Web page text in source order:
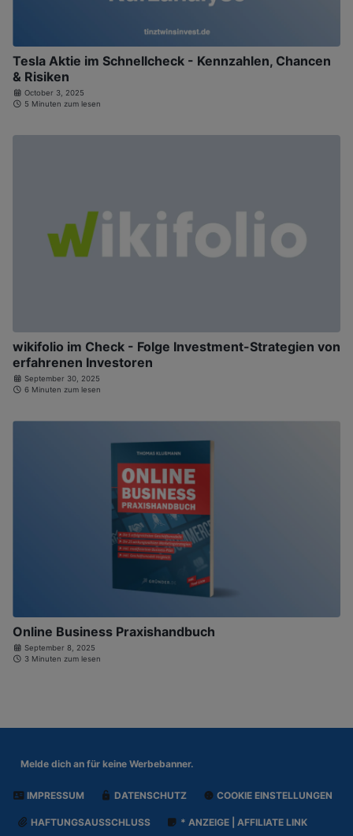
Tesla Aktie im Schnellcheck - Kennzahlen, Chancen
& Risiken
October 3, 2025
5 Minuten zum lesen
wikifolio im Check - Folge Investment-Strategien von
erfahrenen Investoren
September 30, 2025
6 Minuten zum lesen
Online Business Praxishandbuch
September 8, 2025
3 Minuten zum lesen
Melde dich an für keine Werbebanner.
IMPRESSUM DATENSCHUTZ COOKIE EINSTELLUNGEN
HAFTUNGSAUSSCHLUSS * ANZEIGE | AFFILIATE LINK